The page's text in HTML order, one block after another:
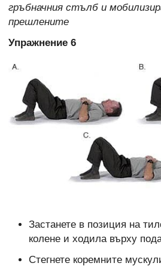
гръбначния стълб и
прешлените
Упражнение 6
Застанете в позиция на
колене и ходила върху
Стегнете коремните